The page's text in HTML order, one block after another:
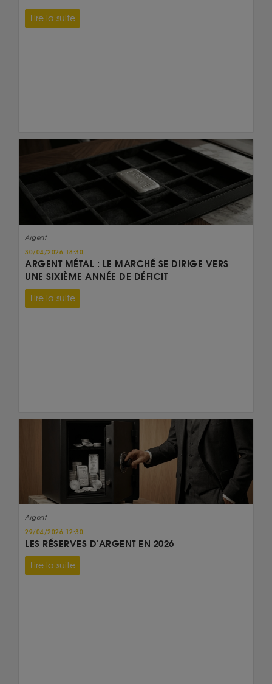
Lire la suite
Argent
30/04/2026 18:30
ARGENT MÉTAL : LE MARCHÉ SE DIRIGE VERS
UNE SIXIÈME ANNÉE DE DÉFICIT
Lire la suite
Argent
29/04/2026 12:30
LES RÉSERVES D'ARGENT EN 2026
Lire la suite